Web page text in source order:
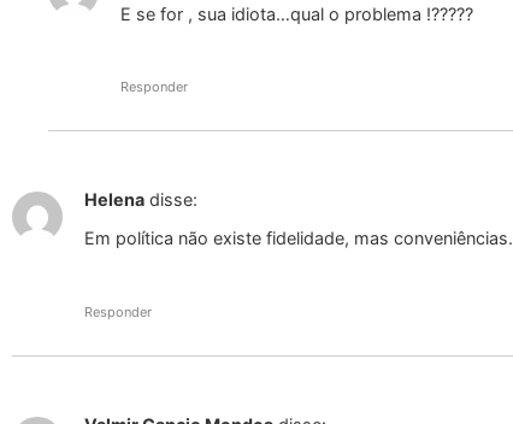
E se for , sua idiota…qual o problema !?????
Responder
Helena disse:
Em política não existe fidelidade, mas conveniências.
Responder